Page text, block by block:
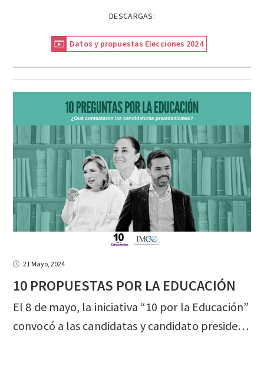
DESCARGAS:
Datos y propuestas Elecciones 2024
21 Mayo, 2024
10 PROPUESTAS POR LA EDUCACIÓN
El 8 de mayo, la iniciativa “10 por la Educación”
convocó a las candidatas y candidato presidenciales a presentar sus propuestas educativas y profundizarlas. Al foro asistieron Xóchitl Gálvez y Jorge Álvarez Máynez, a quienes expresamos nuestra gratitud.